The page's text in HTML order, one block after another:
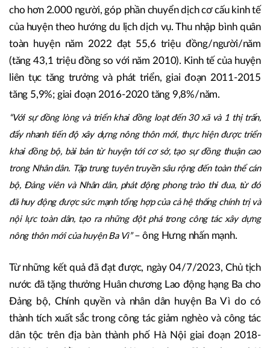
Phát triển kinh tế được coi là nhiệm vụ trọng tâm, với lợi
thế vị trí và địa hình đẹp, huyện có nhiều địa điểm du lịch
sinh thái, tâm linh, nghỉ dưỡng thu hút trên 2,5 triệu lượt
khách/năm, đem lại giá trị kinh tế cao, tạo việc làm ổn định
cho hơn 2.000 người, góp phần chuyển dịch cơ cấu kinh tế
toàn huyện năm 2022 đạt 55,6 triệu đồng/người/năm
(tăng 43,1 triệu đồng so với năm 2010). Kinh tế của huyện
liên tục tăng trưởng và phát triển, giai đoạn 2011-2015
tăng 5,9%; giai đoạn 2016-2020 tăng 9,8%/năm.
“Với sự đồng lòng và triển khai đồng loạt đến 30 xã và 1 thị trấn,
đẩy nhanh tiến độ xây dựng nông thôn mới, thực hiện được triển
khai đồng bộ, bài bản từ huyện tới cơ sở, tạo sự đồng thuận cao
bộ, Đảng viên và Nhân dân, phát động phong trào thi đua, từ đó
đã huy động được sức mạnh tổng hợp của cả hệ thống chính trị và
nội lực toàn dân, tạo ra những đột phá trong công tác xây dựng
nông thôn mới của huyện Ba Vì”– ông Hưng nhấn mạnh.